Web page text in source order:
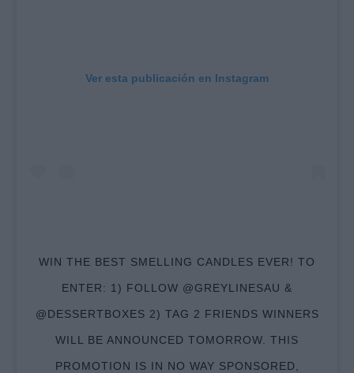
Ver esta publicación en Instagram
WIN THE BEST SMELLING CANDLES EVER! TO
ENTER: 1) FOLLOW @GREYLINESAU &
@DESSERTBOXES 2) TAG 2 FRIENDS WINNERS
WILL BE ANNOUNCED TOMORROW. THIS
PROMOTION IS IN NO WAY SPONSORED,